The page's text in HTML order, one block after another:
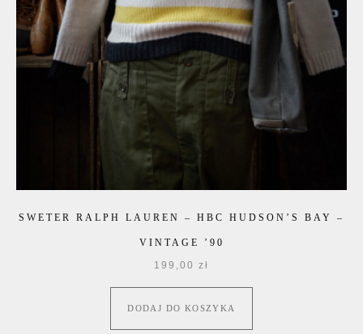
SWETER RALPH LAUREN – HBC HUDSON’S BAY –
VINTAGE ’90
199,00 zł
DODAJ DO KOSZYKA